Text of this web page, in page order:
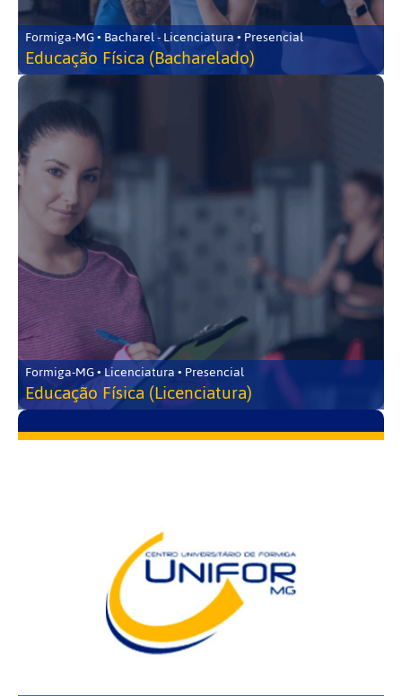
Formiga-MG • Bacharel - Licenciatura • Presencial
Educação Física (Bacharelado)
Formiga-MG • Licenciatura • Presencial
Educação Física (Licenciatura)